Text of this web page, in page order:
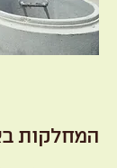
המחלקות